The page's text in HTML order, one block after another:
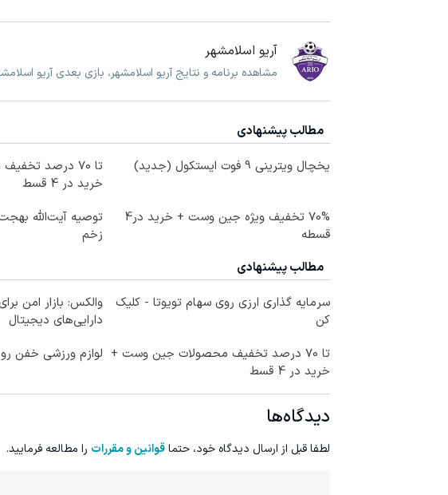
آریو اسلامشهر
مشاهده برنامه و نتایج آریو اسلامشهر، بازی بعدی آریو
مطالب پیشنهادی
یخچال ویترینی 9 فوت ایستکول (جدید)
تا 70 درصد
خرید در 4 قسط
70% تخفیف ویژه جین وست + خرید در4
قسطه
توصیه آیت‌الله
زخم
مطالب پیشنهادی
سرمایه گذاری ارزی روی سهام تویوتا - کلیک
کن
والکس: بازار امن
دارایی‌های دیجیتال
تا 70 درصد تخفیف محصولات جین وست +
خرید در 4 قسط
لوازم ورزشی خفن
دیدگاه‌ها
لطفا قبل از ارسال دیدگاه خود، حتماقوانین و مقررات را مطالعه فرمایید.